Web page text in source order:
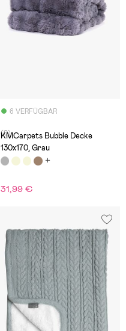
6 VERFÜGBAR
(0)
KMCarpets Bubble Decke
130x170, Grau
31,99 €